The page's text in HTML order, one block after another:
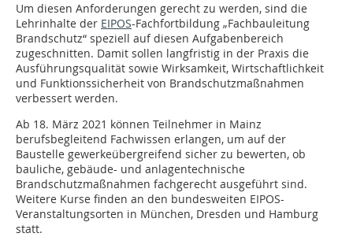
Um diesen Anforderungen gerecht zu werden, sind die
Lehrinhalte der EIPOS-Fachfortbildung „Fachbauleitung
Brandschutz“ speziell auf diesen Aufgabenbereich
zugeschnitten. Damit sollen langfristig in der Praxis die
Ausführungsqualität sowie Wirksamkeit, Wirtschaftlichkeit
und Funktionssicherheit von Brandschutzmaßnahmen
verbessert werden.
Ab 18. März 2021 können Teilnehmer in Mainz
berufsbegleitend Fachwissen erlangen, um auf der
Baustelle gewerkeübergreifend sicher zu bewerten, ob
bauliche, gebäude- und anlagentechnische
Brandschutzmaßnahmen fachgerecht ausgeführt sind.
Weitere Kurse finden an den bundesweiten EIPOS-
Veranstaltungsorten in München, Dresden und Hamburg
statt.